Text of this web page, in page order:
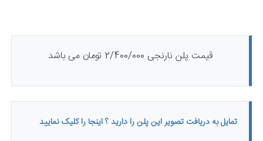
قیمت پلن ​نارنجی ​2/400/000 تومان می باشد
تمایل به دریافت تصویر این پلن را دارید ؟ اینجا را کلیک نمایید